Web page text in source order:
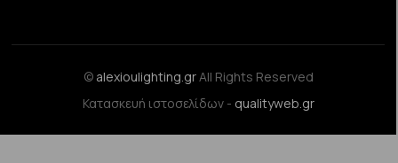
© alexioulighting.grAll Rights Reserved
Κατασκευή ιστοσελίδων - qualityweb.gr